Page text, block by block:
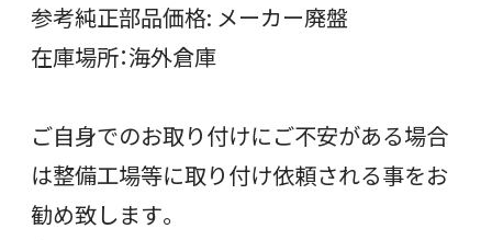
参考純正部品価格: メーカー廃盤
在庫場所：海外倉庫
ご自身でのお取り付けにご不安がある場合
は整備工場等に取り付け依頼される事をお
勧め致します。